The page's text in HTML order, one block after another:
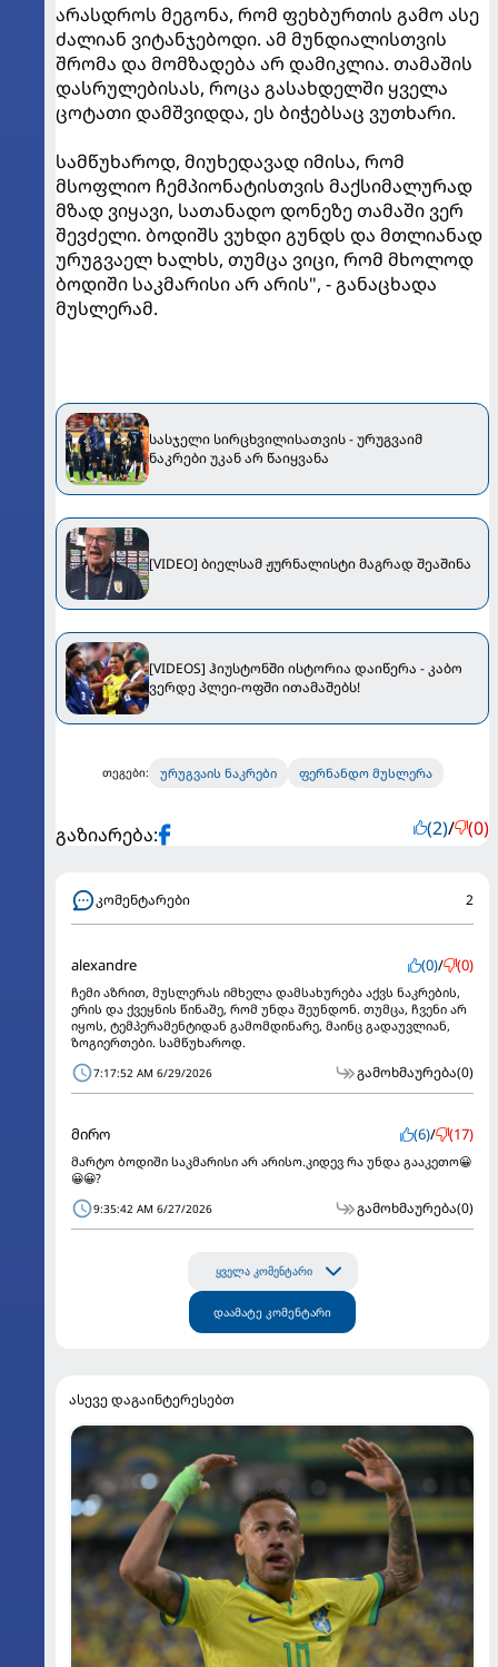
არასდროს მეგონა, რომ ფეხბურთის გამო ასე
ძალიან ვიტანჯებოდი. ამ მუნდიალისთვის
შრომა და მომზადება არ დამიკლია. თამაშის
დასრულებისას, როცა გასახდელში ყველა
ცოტათი დამშვიდდა, ეს ბიჭებსაც ვუთხარი.
სამწუხაროდ, მიუხედავად იმისა, რომ
მსოფლიო ჩემპიონატისთვის მაქსიმალურად
მზად ვიყავი, სათანადო დონეზე თამაში ვერ
შევძელი. ბოდიშს ვუხდი გუნდს და მთლიანად
ურუგვაელ ხალხს, თუმცა ვიცი, რომ მხოლოდ
ბოდიში საკმარისი არ არის", - განაცხადა
მუსლერამ.
სასჯელი სირცხვილისათვის - ურუგვაიმ
ნაკრები უკან არ წაიყვანა
[VIDEO] ბიელსამ ჟურნალისტი მაგრად შეაშინა
[VIDEOS] ჰიუსტონში ისტორია დაიწერა - კაბო
ვერდე პლეი-ოფში ითამაშებს!
თეგები: ურუგვაის ნაკრები ფერნანდო მუსლერა
გაზიარება: (2)/ (0)
კომენტარები 2
alexandre (0)/ (0)
ჩემი აზრით, მუსლერას იმხელა დამსახურება აქვს ნაკრების,
ერის და ქვეყნის წინაშე, რომ უნდა შეუნდონ. თუმცა, ჩვენი არ
იყოს, ტემპერამენტიდან გამომდინარე, მაინც გადაუვლიან,
ზოგიერთები. სამწუხაროდ.
7:17:52 AM 6/29/2026 გამოხმაურება(0)
მირო (6)/ (17)
მარტო ბოდიში საკმარისი არ არისო.კიდევ რა უნდა გააკეთო😀
😀😀?
9:35:42 AM 6/27/2026 გამოხმაურება(0)
ყველა კომენტარი
დაამატე კომენტარი
ასევე დაგაინტერესებთ